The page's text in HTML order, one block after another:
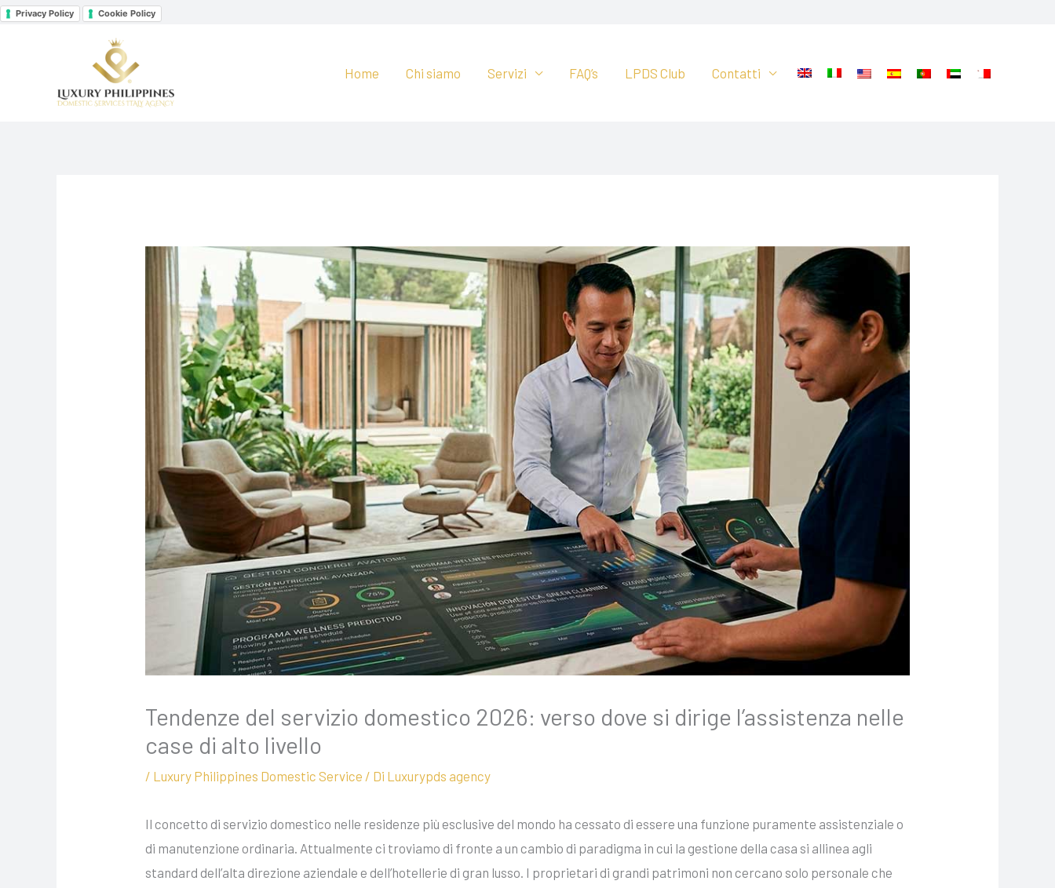
Privacy Policy Cookie Policy Vai
Home
Chi siamo Servizi FAQ’s LPDS Club Contatti
Tendenze del servizio domestico 2026: verso dove si dirige l’assistenza nelle
case di alto livello
/ Luxury Philippines Domestic Service / Di Luxurypds agency
Il concetto di servizio domestico nelle residenze più esclusive del mondo ha cessato di essere una funzione puramente assistenziale o
di manutenzione ordinaria. Attualmente ci troviamo di fronte a un cambio di paradigma in cui la gestione della casa si allinea agli
standard dell’alta direzione aziendale e dell’hotellerie di gran lusso. I proprietari di grandi patrimoni non cercano solo personale che
Facebook
Instagram
LinkedIn